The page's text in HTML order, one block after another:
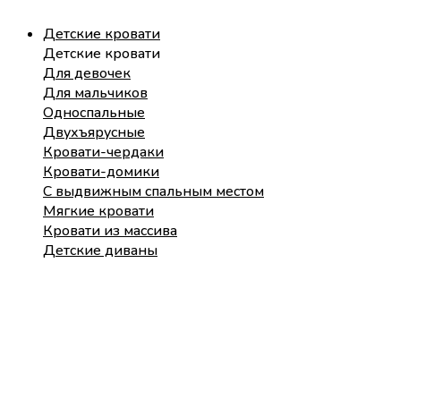
Детские кровати
Детские кровати
Для девочек
Для мальчиков
Односпальные
Двухъярусные
Кровати-чердаки
Кровати-домики
С выдвижным спальным местом
Мягкие кровати
Кровати из массива
Детские диваны